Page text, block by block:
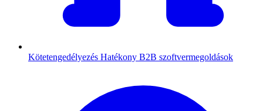
Kötetengedélyezés Hatékony B2B szoftvermegoldások